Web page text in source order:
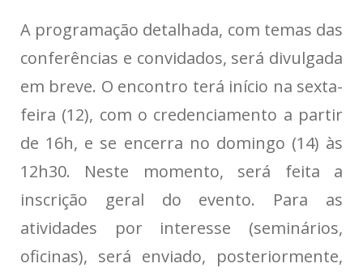
A programação detalhada, com temas das
conferências e convidados, será divulgada
em breve. O encontro terá início na sexta-
feira (12), com o credenciamento a partir
de 16h, e se encerra no domingo (14) às
12h30. Neste momento, será feita a
inscrição geral do evento. Para as
atividades por interesse (seminários,
oficinas), será enviado, posteriormente,